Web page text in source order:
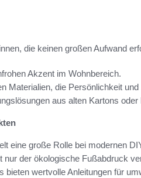
die keinen großen Aufwand
Akzent im Wohnbereich.
Materialien, die Persönlichkeit und
aus alten Kartons oder
eine große Rolle bei modernen
der ökologische Fußabdruck
wertvolle Anleitungen für